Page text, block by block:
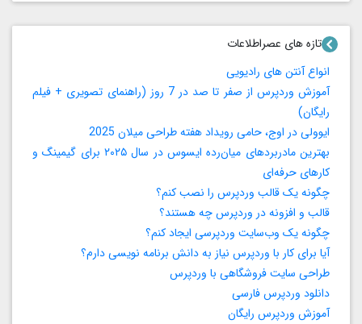
تازه های عصراطلاعات
انواع آنتن های رادیویی
آموزش وردپرس از صفر تا صد در 7 روز (راهنمای تصویری + فیلم
رایگان)
ایوولی در اوج، حامی رویداد هفته طراحی میلان 2025
بهترین مادربردهای میان‌رده ایسوس در سال ۲۰۲۵ برای گیمینگ و
کارهای حرفه‌ای
چگونه یک قالب وردپرس را نصب کنم؟
قالب و افزونه در وردپرس چه هستند؟
چگونه یک وب‌سایت وردپرسی ایجاد کنم؟
آیا برای کار با وردپرس نیاز به دانش برنامه‌ نویسی دارم؟
طراحی سایت فروشگاهی با وردپرس
دانلود وردپرس فارسی
آموزش وردپرس رایگان